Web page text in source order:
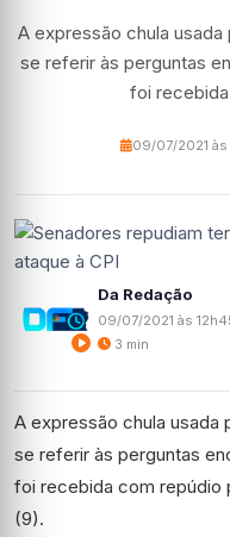
A expressão chula
se referir às perguntas
foi
09/07/2021 às
Da Redação
09/07/2021 às
3 min
A expressão chula usada
se referir às perguntas
foi recebida com repúdio
(9).